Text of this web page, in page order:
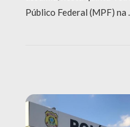
Público Federal (MPF) na